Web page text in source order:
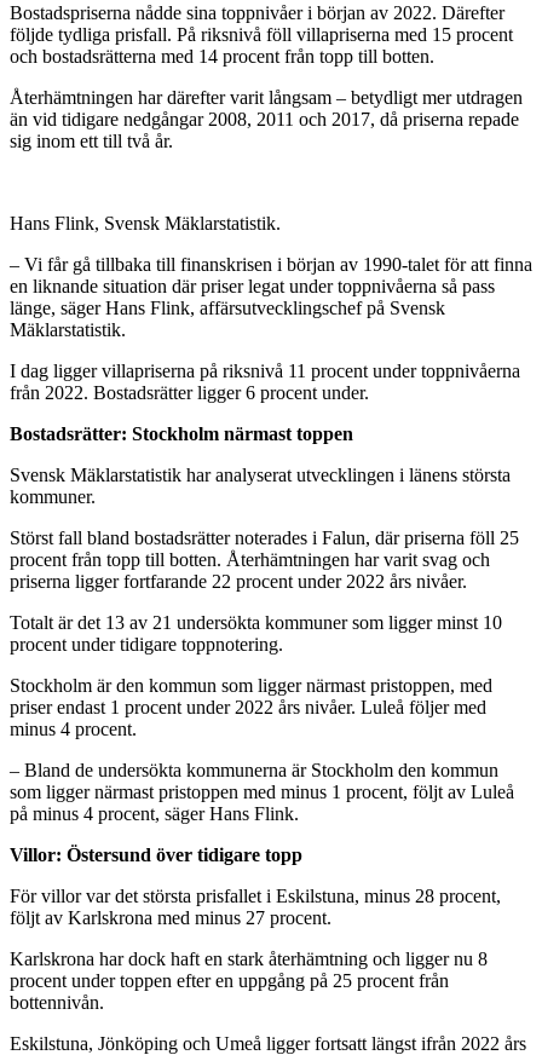
Bostadspriserna nådde sina toppnivåer i början av 2022. Därefter
följde tydliga prisfall. På riksnivå föll villapriserna med 15 procent
och bostadsrätterna med 14 procent från topp till botten.
Återhämtningen har därefter varit långsam – betydligt mer utdragen
än vid tidigare nedgångar 2008, 2011 och 2017, då priserna repade
sig inom ett till två år.
Hans Flink, Svensk Mäklarstatistik.
– Vi får gå tillbaka till finanskrisen i början av 1990-talet för att finna
en liknande situation där priser legat under toppnivåerna så pass
länge, säger Hans Flink, affärsutvecklingschef på Svensk
Mäklarstatistik.
I dag ligger villapriserna på riksnivå 11 procent under toppnivåerna
från 2022. Bostadsrätter ligger 6 procent under.
Bostadsrätter: Stockholm närmast toppen
Svensk Mäklarstatistik har analyserat utvecklingen i länens största
kommuner.
Störst fall bland bostadsrätter noterades i Falun, där priserna föll 25
procent från topp till botten. Återhämtningen har varit svag och
priserna ligger fortfarande 22 procent under 2022 års nivåer.
Totalt är det 13 av 21 undersökta kommuner som ligger minst 10
procent under tidigare toppnotering.
Stockholm är den kommun som ligger närmast pristoppen, med
priser endast 1 procent under 2022 års nivåer. Luleå följer med
minus 4 procent.
– Bland de undersökta kommunerna är Stockholm den kommun
som ligger närmast pristoppen med minus 1 procent, följt av Luleå
på minus 4 procent, säger Hans Flink.
Villor: Östersund över tidigare topp
För villor var det största prisfallet i Eskilstuna, minus 28 procent,
följt av Karlskrona med minus 27 procent.
Karlskrona har dock haft en stark återhämtning och ligger nu 8
procent under toppen efter en uppgång på 25 procent från
bottennivån.
Eskilstuna, Jönköping och Umeå ligger fortsatt längst ifrån 2022 års